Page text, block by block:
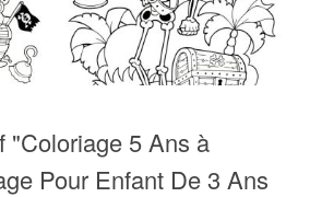
"Coloriage 5 Ans à
Pour Enfant De 3 Ans